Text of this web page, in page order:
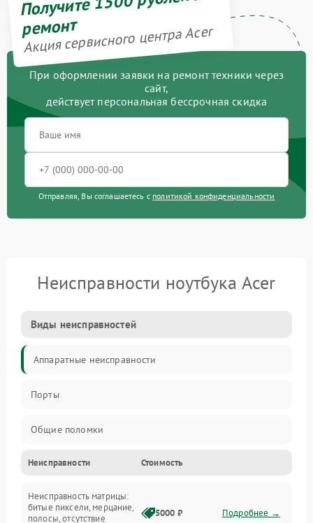
ремонт
Акция сервисного центра Acer
При оформлении заявки на ремонт техники через
сайт,
действует персональная бессрочная скидка
Отправляя, Вы соглашаетесь с политикой конфиденциальности
Неисправности ноутбука Acer
Виды неисправностей
Аппаратные неисправности
Порты
Общие поломки
Устройства
Программные ошибки
Неисправности Стоимость
Неисправность матрицы:
битые пиксели, мерцание,
полосы, отсутствие
5000 ₽ Подробнее →